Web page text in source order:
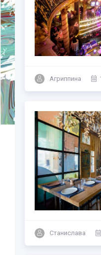
Агриппина
Станислава